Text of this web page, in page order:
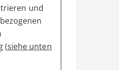
und
(siehe unten